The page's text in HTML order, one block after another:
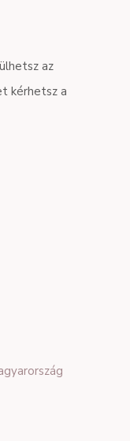
az
kérhetsz a